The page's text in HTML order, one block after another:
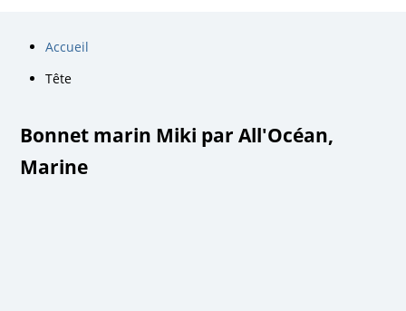
Accueil
Tête
Bonnet marin Miki par All'Océan,
Marine